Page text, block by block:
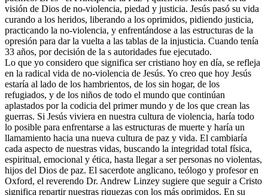
visión de Dios de no-violencia, piedad y justicia. Jesús pasó su vida
curando a los heridos, liberando a los oprimidos, pidiendo justicia,
practicando la no-violencia, y enfrentándose a las estructuras de la
opresión para dar la vuelta a las tablas de la injusticia. Cuando tenía
33 años, por decisión de la s autoridades fue ejecutado.
Lo que yo considero que significa ser cristiano hoy en día, se refleja
en la radical vida de no-violencia de Jesús. Yo creo que hoy Jesús
estaría al lado de los hambrientos, de los sin hogar, de los
refugiados, y de los niños de todo el mundo que continúan
aplastados por la codicia del primer mundo y de los que crean las
guerras. Si Jesús viviera en nuestra cultura de violencia, haría todo
lo posible para enfrentarse a las estructuras de muerte y haría un
llamamiento hacia una nueva cultura de paz y vida. El cambiaría
cada aspecto de nuestras vidas, buscando la integridad total física,
espiritual, emocional y ética, hasta llegar a ser personas no violentas,
hijos del Dios de paz. El sacerdote anglicano, teólogo y profesor en
Oxford, el reverendo Dr. Andrew Linzey sugiere que seguir a Cristo
significa repartir nuestras riquezas con los más oprimidos. En su